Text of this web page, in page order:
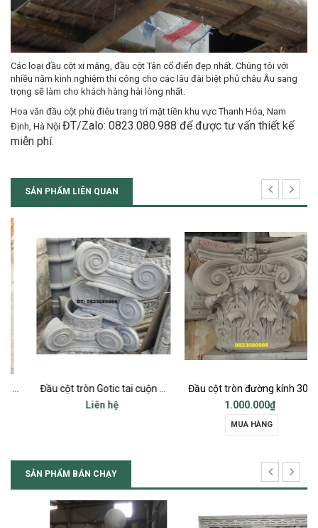
Các loại đầu cột xi măng, đầu cột Tân cổ điển đẹp nhất. Chúng tôi với
nhiều năm kinh nghiệm thi công cho các lâu đài biệt phủ châu Âu sang
trọng sẽ làm cho khách hàng hài lòng nhất.
Hoa văn đầu cột phù điêu trang trí mặt tiền khu vực Thanh Hóa, Nam
Định, Hà Nội ĐT/Zalo: 0823.080.988 để được tư vấn thiết kế
miễn phí.
SẢN PHẨM LIÊN QUAN
Đầu cột tròn Gotic tai cuộn đk 42-45 cm
Liên hệ
Đầu cột tròn đường kính 30cm
1.000.000₫
MUA HÀNG
SẢN PHẨM BÁN CHẠY